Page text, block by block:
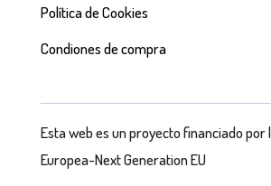
Política de Cookies
Condiones de compra
Esta web es un proyecto financiado por
Europea-Next Generation EU